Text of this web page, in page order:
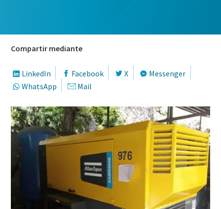
Compartir mediante
LinkedIn Facebook X
Messenger
WhatsApp
Mail